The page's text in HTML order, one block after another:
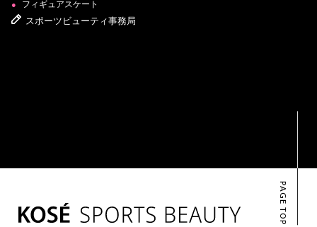
● フィギュアスケート
スポーツビューティ事務局
PAGE TOP